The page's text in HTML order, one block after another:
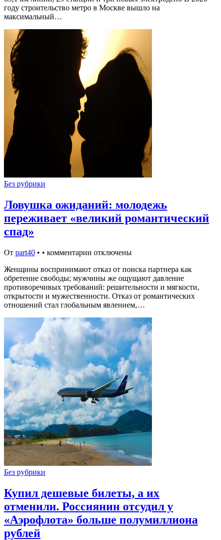
году строительство метро в Москве вышло на
максимальный…
Без рубрики
Ловушка ожиданий: молодежь
переживает «великий романтический
спад»
От part40 • • комментарии отключены
Женщины воспринимают отказ от поиска партнера как
обретение свободы; мужчины же ощущают давление
противоречивых требований: решительности и мягкости,
открытости и мужественности. Отказ от романтических
отношений стал глобальным явлением,…
Без рубрики
Купил дешевые билеты, а их
отменили. Россиянин отсудил у
«Аэрофлота» больше полумиллиона
рублей